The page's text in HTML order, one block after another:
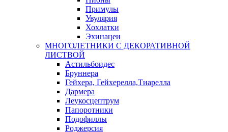
Примулы
Увулярия
Хохлатки
Эхинацеи
МНОГОЛЕТНИКИ С ДЕКОРАТИВНОЙ
ЛИСТВОЙ
Астильбоидес
Бруннера
Гейхера, Гейхерелла,Тиарелла
Дармера
Леукосцептрум
Папоротники
Подофиллы
Роджерсия